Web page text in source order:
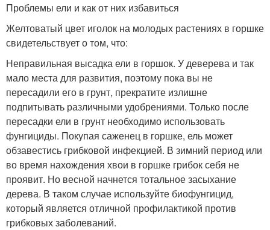
Проблемы ели и как от них избавиться
Желтоватый цвет иголок на молодых растениях в горшке
свидетельствует о том, что:
Неправильная высадка ели в горшок. У деверева и так
мало места для развития, поэтому пока вы не
пересадили его в грунт, прекратите излишне
подпитывать различными удобрениями. Только после
пересадки ели в грунт необходимо использовать
фунгициды. Покупая саженец в горшке, ель может
обзавестись грибковой инфекцией. В зимний период или
во время нахождения хвои в горшке грибок себя не
проявит. Но весной начнется тотальное засыхание
дерева. В таком случае используйте биофунгицид,
который является отличной профилактикой против
грибковых заболеваний.